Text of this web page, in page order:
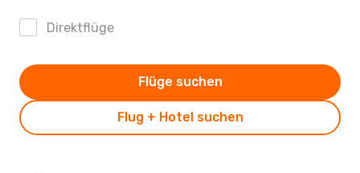
Direktflüge
Flug + Hotel suchen
Flüge suchen